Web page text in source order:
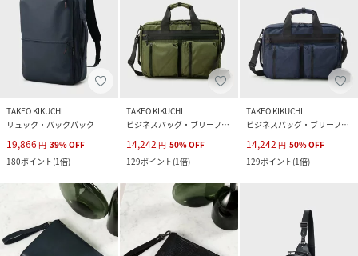
TAKEO KIKUCHI
リュック・バックパック
19,866 円 39%OFF
180ポイント(1倍)
TAKEO KIKUCHI
ビジネスバッグ・ブリーフケース
14,242 円 50%OFF
129ポイント(1倍)
TAKEO KIKUCHI
ビジネスバッグ・ブリーフケース
14,242 円 50%OFF
129ポイント(1倍)